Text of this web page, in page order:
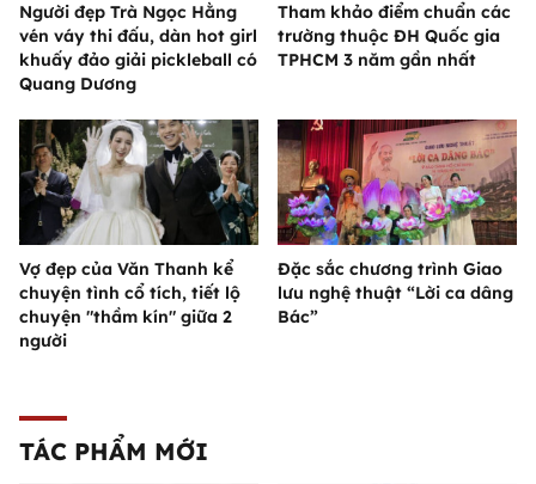
Người đẹp Trà Ngọc Hằng
vén váy thi đấu, dàn hot girl
khuấy đảo giải pickleball có
Quang Dương
Tham khảo điểm chuẩn các
trường thuộc ĐH Quốc gia
TPHCM 3 năm gần nhất
Vợ đẹp của Văn Thanh kể
chuyện tình cổ tích, tiết lộ
chuyện "thầm kín" giữa 2
người
Đặc sắc chương trình Giao
lưu nghệ thuật “Lời ca dâng
Bác”
TÁC PHẨM MỚI